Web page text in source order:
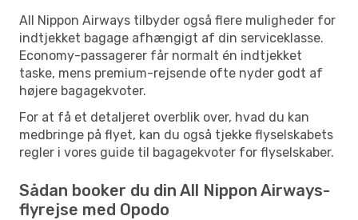
All Nippon Airways tilbyder også flere muligheder for
indtjekket bagage afhængigt af din serviceklasse.
Economy-passagerer får normalt én indtjekket
taske, mens premium-rejsende ofte nyder godt af
højere bagagekvoter.
For at få et detaljeret overblik over, hvad du kan
medbringe på flyet, kan du også tjekke flyselskabets
regler i vores guide til bagagekvoter for flyselskaber.
Sådan booker du din All Nippon Airways-
flyrejse med Opodo